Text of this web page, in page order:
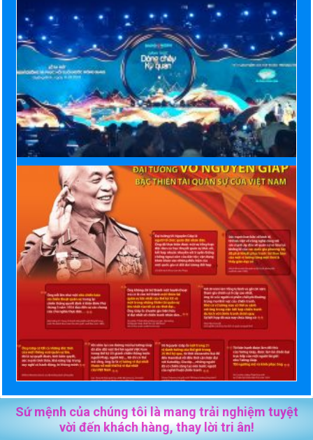
Sứ mệnh của chúng tôi là mang trải nghiệm tuyệt
vời đến khách hàng, thay lời tri ân!